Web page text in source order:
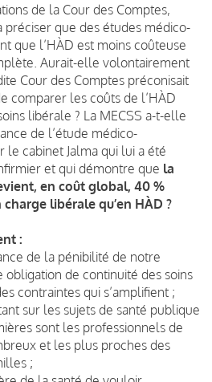
de la Cour des Comptes,
que des études médico-
que l’HÀD est moins coûteuse
Aurait-elle volontairement
Cour des Comptes préconisait
comparer les coûts de l’HÀD
libérale ? La MECSS a-t-elle
de l’étude médico-
le cabinet Jalma qui lui a été
et qui démontre que la
en coût global, 40 %
libérale qu’en HÀD ?
:
de la pénibilité de notre
de continuité des soins
contraintes qui s’amplifient ;
sur les sujets de santé publique
sont les professionnels de
et les plus proches des
;